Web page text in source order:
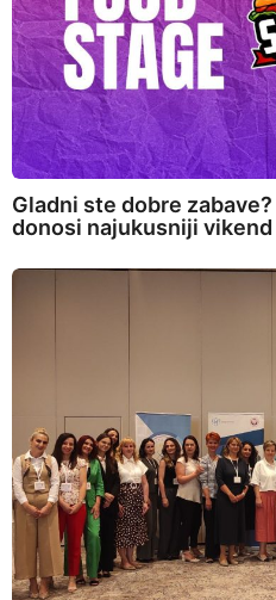
Gladni ste dobre
donosi najukusniji vikend